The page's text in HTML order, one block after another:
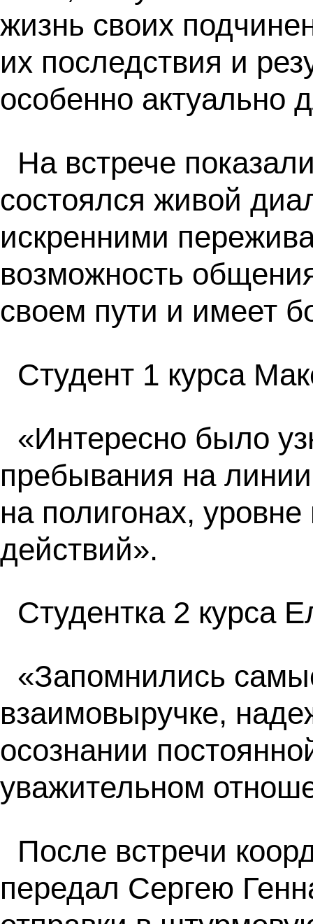
жизнь своих
их последствия и
особенно актуально
На встрече
состоялся живой
искренними
возможность
своем пути и имеет
Студент 1 курса
«Интересно было
пребывания на
на полигонах,
действий».
Студентка 2 курса
«Запомнились
взаимовыручке,
осознании
уважительном
После встречи
передал Сергею